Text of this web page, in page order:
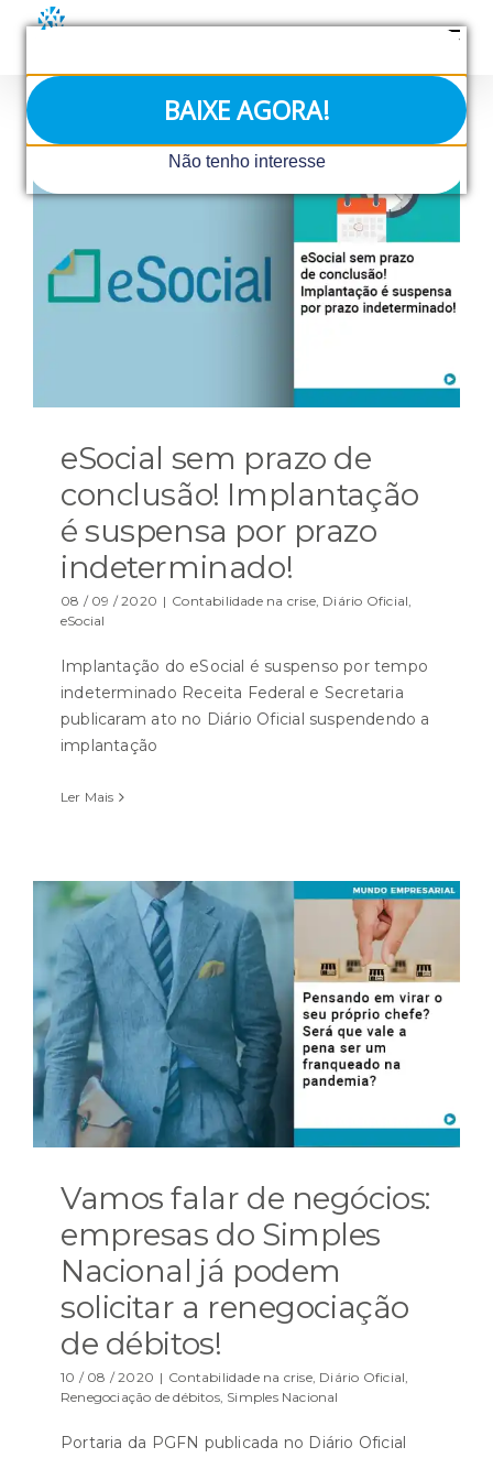
BAIXE AGORA!
Não tenho interesse
conteúdo
eSocial sem prazo de
conclusão! Implantação
é suspensa por prazo
indeterminado!
08 / 09 / 2020 | Contabilidade na crise, Diário Oficial,
eSocial
Implantação do eSocial é suspenso por tempo
indeterminado Receita Federal e Secretaria
publicaram ato no Diário Oficial suspendendo a
implantação
Ler Mais
Vamos falar de negócios:
empresas do Simples
Nacional já podem
solicitar a renegociação
de débitos!
10 / 08 / 2020 | Contabilidade na crise, Diário Oficial,
Renegociação de débitos, Simples Nacional
Portaria da PGFN publicada no Diário Oficial